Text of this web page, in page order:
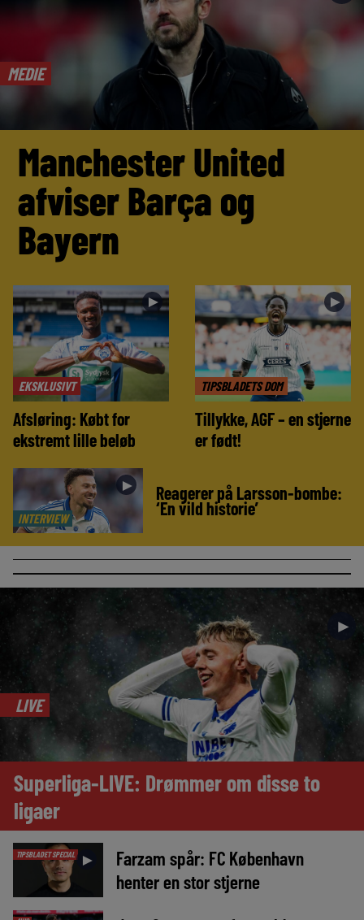
MEDIE
Manchester United
afviser Barça og
Bayern
EKSKLUSIVT
►
Afsløring: Købt for
ekstremt lille beløb
TIPSBLADETS DOM
►
Tillykke, AGF – en stjerne
er født!
INTERVIEW
► Reagerer på Larsson-bombe:
‘En vild historie’
►
LIVE
Superliga-LIVE: Drømmer om disse to
ligaer
TIPSBLADET SPECIAL ►
Farzam spår: FC København
henter en stor stjerne